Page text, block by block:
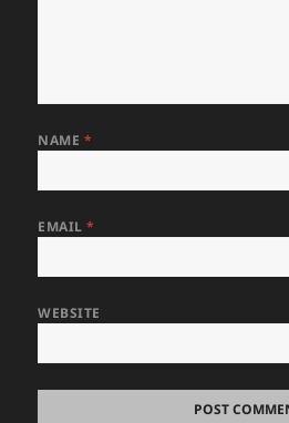
NAME *
EMAIL*
WEBSITE